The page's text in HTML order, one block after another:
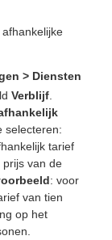
> Diensten
Verblijf
selecteren:
tarief
prijs van de
: voor
van tien
op het